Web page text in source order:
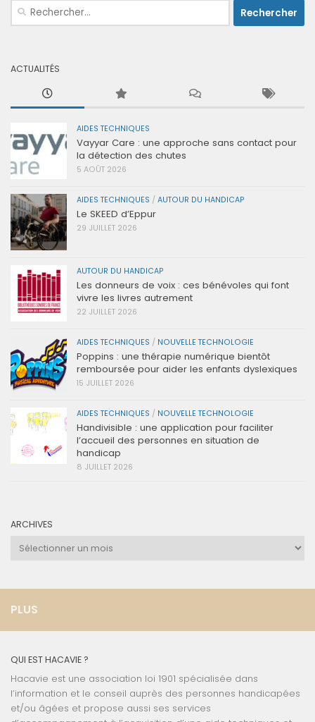
Rechercher :
ACTUALITÉS
AIDES TECHNIQUES
Vayyar Care : une approche sans contact pour
la détection des chutes
5 AOÛT 2026
AIDES TECHNIQUES / AUTOUR DU HANDICAP
Le SKEED d’Eppur
29 JUILLET 2026
AUTOUR DU HANDICAP
Les donneurs de voix : ces bénévoles qui font
vivre les livres autrement
22 JUILLET 2026
AIDES TECHNIQUES / NOUVELLE TECHNOLOGIE
Poppins : une thérapie numérique bientôt
remboursée pour aider les enfants dyslexiques
15 JUILLET 2026
AIDES TECHNIQUES / NOUVELLE TECHNOLOGIE
Handivisible : une application pour faciliter
l’accueil des personnes en situation de
handicap
8 JUILLET 2026
ARCHIVES
Archives
PLUS
QUI EST HACAVIE ?
Hacavie est une association loi 1901 spécialisée dans
l’information et le conseil auprès des personnes handicapées
et/ou âgées et propose aussi ses services